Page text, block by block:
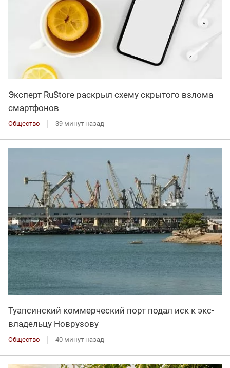
Эксперт RuStore раскрыл схему скрытого взлома
смартфонов
Общество 39 минут назад
Туапсинский коммерческий порт подал иск к экс-
владельцу Новрузову
Общество 40 минут назад